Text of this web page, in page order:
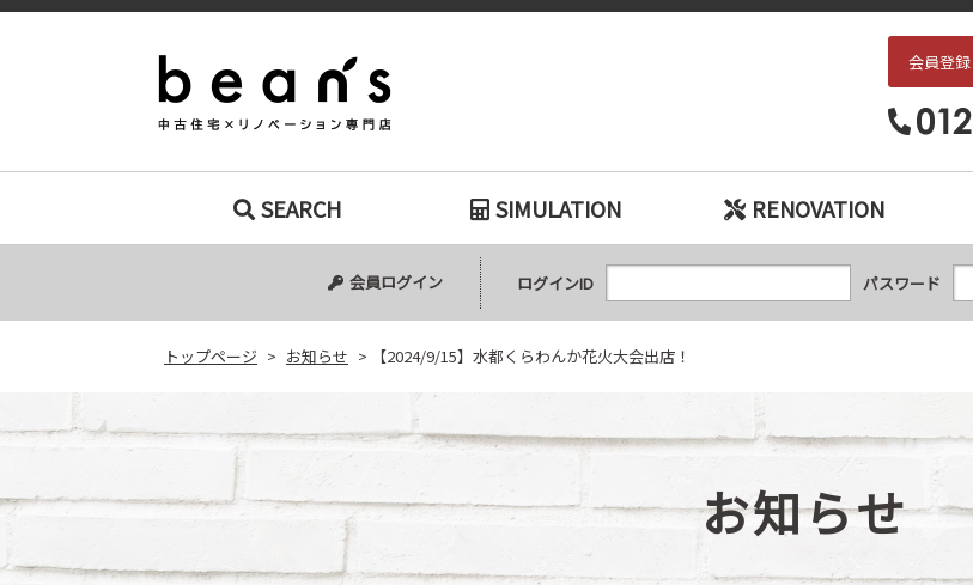
【2024/9/15】水都くらわんか花火大会出店！｜枚方・交野エリアの中古戸
会員登
SEARCH
中古マンション
中古一戸建て
新築一戸建て
土地
SIMULATION RENOVATION
会員ログイン ログインID パスワード
トップページ > お知らせ > 【2024/9/15】水都くらわんか花火大会出店！
お知らせ